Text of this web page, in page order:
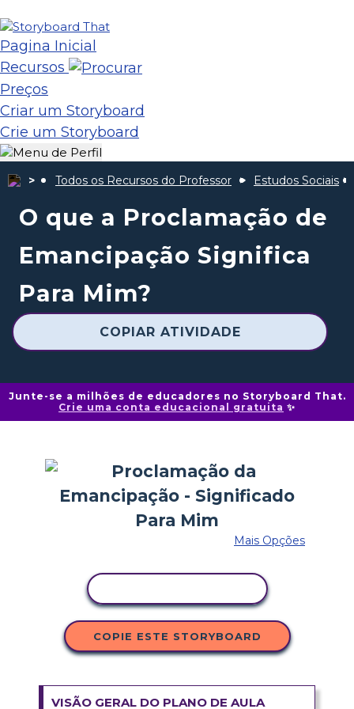
Pagina Inicial
Recursos
Preços
Criar um Storyboard
Crie um Storyboard
Todos os Recursos do Professor Estudos Sociais
O que a Proclamação de
Emancipação Significa
Para Mim?
COPIAR ATIVIDADE
Junte-se a milhões de educadores no Storyboard That.
Crie uma conta educacional gratuita ✨
Mais Opções
COPIE ESTE STORYBOARD
VISÃO GERAL DO PLANO DE AULA